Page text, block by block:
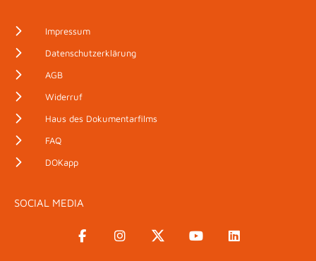
Impressum
Datenschutzerklärung
AGB
Widerruf
Haus des Dokumentarfilms
FAQ
DOKapp
SOCIAL MEDIA